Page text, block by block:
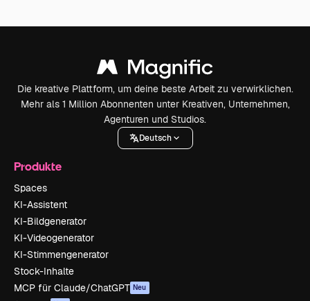
Die kreative Plattform, um deine beste Arbeit zu verwirklichen.
Mehr als 1 Million Abonnenten unter Kreativen, Unternehmen,
Agenturen und Studios.
Deutsch
Produkte
Spaces
KI-Assistent
KI-Bildgenerator
KI-Videogenerator
KI-Stimmengenerator
Stock-Inhalte
MCP für Claude/ChatGPT Neu